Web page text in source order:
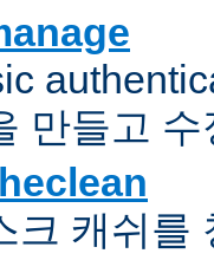
만들고
크 캐쉬를